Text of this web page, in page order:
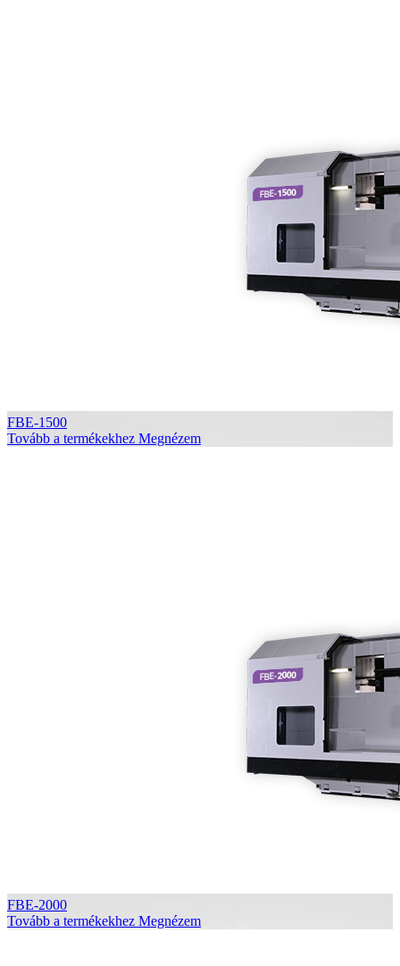
FBE-1500
Tovább a termékekhez Megnézem
FBE-2000
Tovább a termékekhez Megnézem